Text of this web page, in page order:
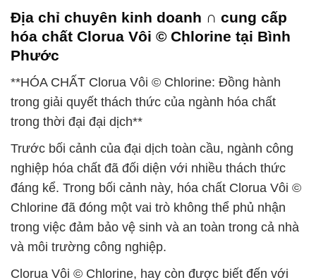
Địa chỉ chuyên kinh doanh ∩ cung cấp
hóa chất Clorua Vôi © Chlorine tại Bình
Phước
**HÓA CHẤT Clorua Vôi © Chlorine: Đồng hành
trong giải quyết thách thức của ngành hóa chất
trong thời đại đại dịch**
Trước bối cảnh của đại dịch toàn cầu, ngành công
nghiệp hóa chất đã đối diện với nhiều thách thức
đáng kể. Trong bối cảnh này, hóa chất Clorua Vôi ©
Chlorine đã đóng một vai trò không thể phủ nhận
trong việc đảm bảo vệ sinh và an toàn trong cả nhà
và môi trường công nghiệp.
Clorua Vôi © Chlorine, hay còn được biết đến với